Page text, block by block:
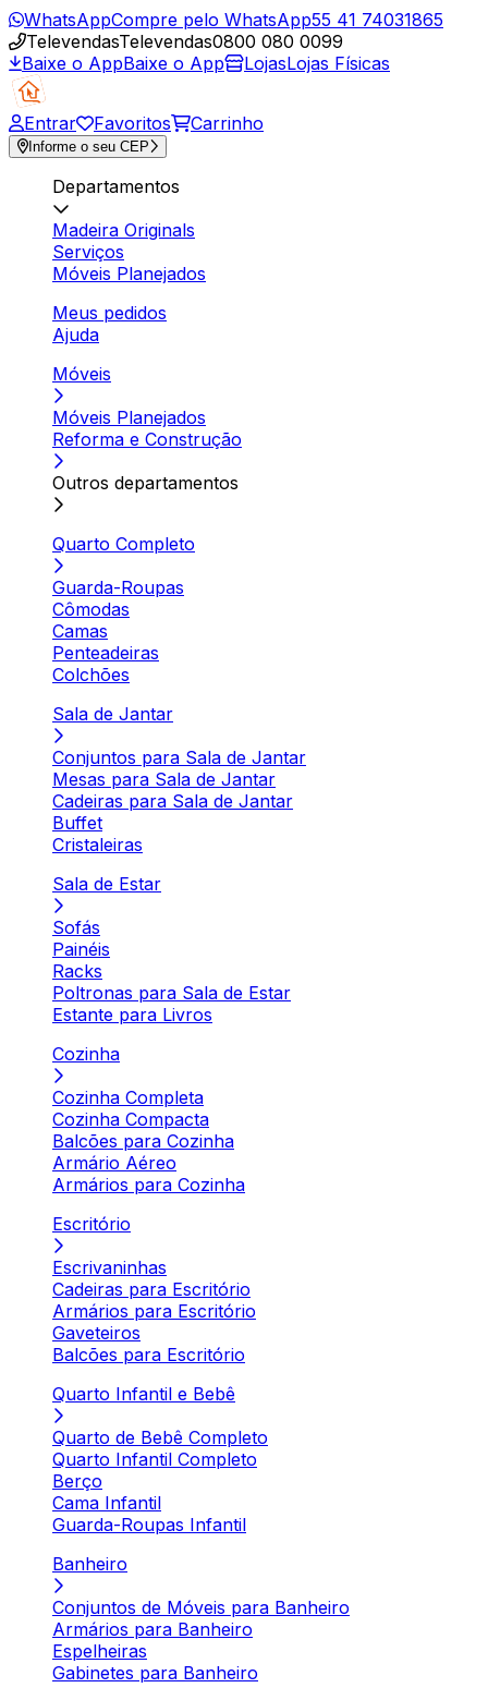
WhatsAppCompre pelo WhatsApp55 41 74031865
TelevendasTelevendas0800 080 0099
Baixe o AppBaixe o App LojasLojas Físicas
Entrar Favoritos Carrinho
Informe o seu CEP
Departamentos
Madeira Originals
Serviços
Móveis Planejados
Meus pedidos
Ajuda
Móveis
Móveis Planejados
Reforma e Construção
Outros departamentos
Quarto Completo
Guarda-Roupas
Cômodas
Camas
Penteadeiras
Colchões
Sala de Jantar
Conjuntos para Sala de Jantar
Mesas para Sala de Jantar
Cadeiras para Sala de Jantar
Buffet
Cristaleiras
Sala de Estar
Sofás
Painéis
Racks
Poltronas para Sala de Estar
Estante para Livros
Cozinha
Cozinha Completa
Cozinha Compacta
Balcões para Cozinha
Armário Aéreo
Armários para Cozinha
Escritório
Escrivaninhas
Cadeiras para Escritório
Armários para Escritório
Gaveteiros
Balcões para Escritório
Quarto Infantil e Bebê
Quarto de Bebê Completo
Quarto Infantil Completo
Berço
Cama Infantil
Guarda-Roupas Infantil
Banheiro
Conjuntos de Móveis para Banheiro
Armários para Banheiro
Espelheiras
Gabinetes para Banheiro